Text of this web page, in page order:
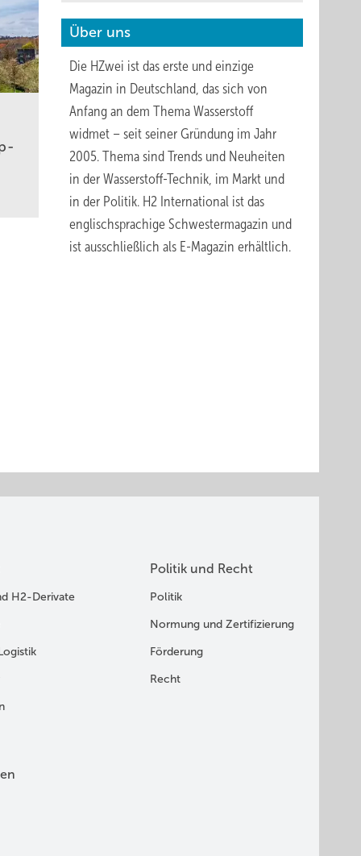
war.
Über uns
Die HZwei ist das erste und einzige
Magazin in Deutschland, das sich von
Anfang an dem Thema Wasserstoff
widmet – seit seiner Gründung im Jahr
2005. Thema sind Trends und Neuheiten
in der Wasserstoff-Technik, im Markt und
in der Politik. H2 International ist das
englischsprachige Schwestermagazin und
ist ausschließlich als E-Magazin erhältlich.
H2-Derivate
Politik und Recht
Politik
Normung und Zertifizierung
Förderung
Recht